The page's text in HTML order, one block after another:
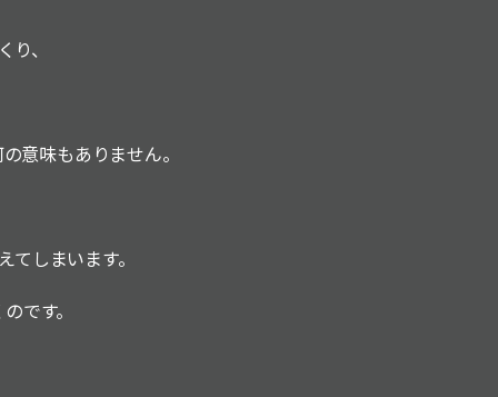
、
意味もありません。
しまいます。
です。